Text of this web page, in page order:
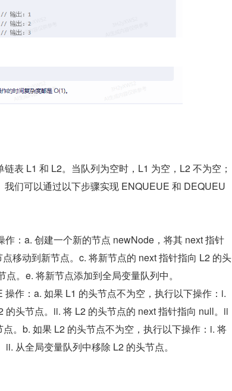
表 L1 和 L2。当队列为空时，L1 为空，L2 不为空；
们可以通过以下步骤实现 ENQUEUE 和 DEQUEU
：a. 创建一个新的节点 newNode，将其 next 指针
移动到新节点。c. 将新节点的 next 指针指向 L2 的头
。e. 将新节点添加到全局变量队列中。
作：a. 如果 L1 的头节点不为空，执行以下操作：i.
的头节点。ii. 将 L2 的头节点的 next 指针指向 null。ii
。b. 如果 L2 的头节点不为空，执行以下操作：i. 将
从全局变量队列中移除 L2 的头节点。